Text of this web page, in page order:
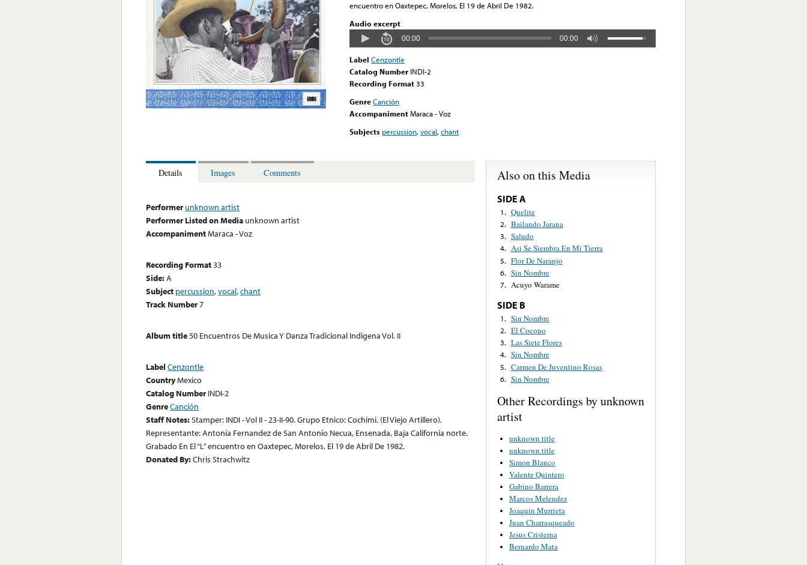
encuentro en Oaxtepec, Morelos, El 19 de Abril De 1982.
Audio excerpt
00:00 00:00
Label Cenzontle
Catalog Number INDI-2
Recording Format33
GenreCanción
AccompanimentMaraca - Voz
Subjects percussion,vocal,chant
Details Images Comments
Performer unknown artist
Performer Listed on Media unknown artist
AccompanimentMaraca - Voz
Recording Format33
Side:A
Subject percussion,vocal,chant
Track Number7
Album title50 Encuentros De Musica Y Danza Tradicional Indigena Vol. II
Label Cenzontle
CountryMexico
Catalog Number INDI-2
GenreCanción
Staff Notes:Stamper: INDI - Vol II - 23-II-90. Grupo Etnico: Cochimi. (El Viejo Artillero).
Representante: Antonia Fernandez de San Antonio Necua, Ensenada, Baja California norte.
Grabado En El “L” encuentro en Oaxtepec, Morelos, El 19 de Abril De 1982.
Donated By:Chris Strachwitz
Also on this Media
SIDE A
1. Quelite
2. Bailando Jarana
3. Saludo
4. Asi Se Siembra En Mi Tierra
5. Flor De Naranjo
6. Sin Nombre
7. Acuyo Warame
SIDE B
1. Sin Nombre
2. El Cocono
3. Las Siete Flores
4. Sin Nombre
5. Carmen De Juventino Rosas
6. Sin Nombre
Other Recordings by unknown
artist
unknown title
unknown title
Simon Blanco
Valente Quintero
Gabino Barrera
Marcos Melendez
Joaquin Murrieta
Juan Charrasqueado
Jesus Cristerna
Bernardo Mata